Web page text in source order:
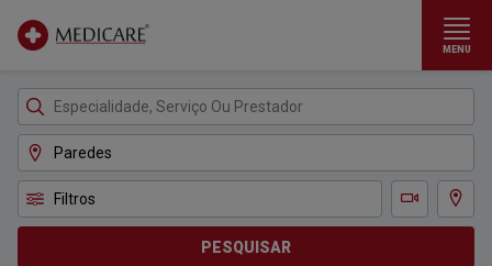
MENU
Filtros
Teleconsulta
Ver
PESQUISAR